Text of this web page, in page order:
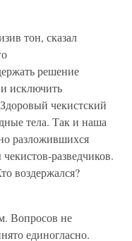
тон, сказал
решение
исключить
чекистский
тела. Так и наша
разложившихся
разведчиков.
воздержался?
Вопросов не
единогласно.